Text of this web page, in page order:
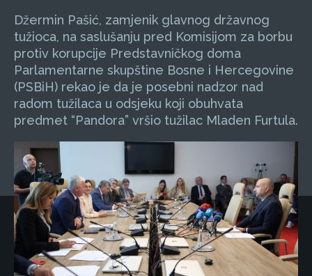
Džermin Pašić, zamjenik glavnog državnog
tužioca, na saslušanju pred Komisijom za borbu
protiv korupcije Predstavničkog doma
Parlamentarne skupštine Bosne i Hercegovine
(PSBiH) rekao je da je posebni nadzor nad
radom tužilaca u odsjeku koji obuhvata
predmet “Pandora” vršio tužilac Mladen Furtula.